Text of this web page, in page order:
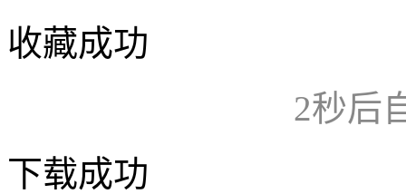
收藏成功
2秒后
下载成功